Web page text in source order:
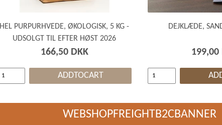
HEL PURPURHVEDE, ØKOLOGISK, 5 KG -
UDSOLGT TIL EFTER HØST 2026
166,50 DKK
ADDTOCART
DEJKLÆDE,
199,00
WEBSHOPFREIGHTB2CBANNER